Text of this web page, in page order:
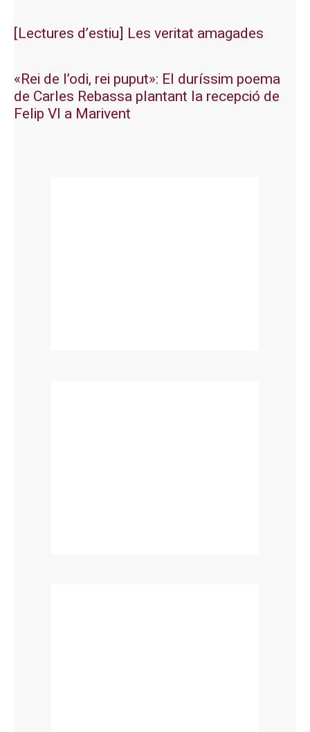
[Lectures d’estiu] Les veritat amagades
«Rei de l’odi, rei puput»: El duríssim poema
de Carles Rebassa plantant la recepció de
Felip VI a Marivent